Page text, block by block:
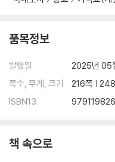
품목정보
발행일
2025년 05
쪽수, 무게, 크기
216쪽 |
ISBN13
책 속으로